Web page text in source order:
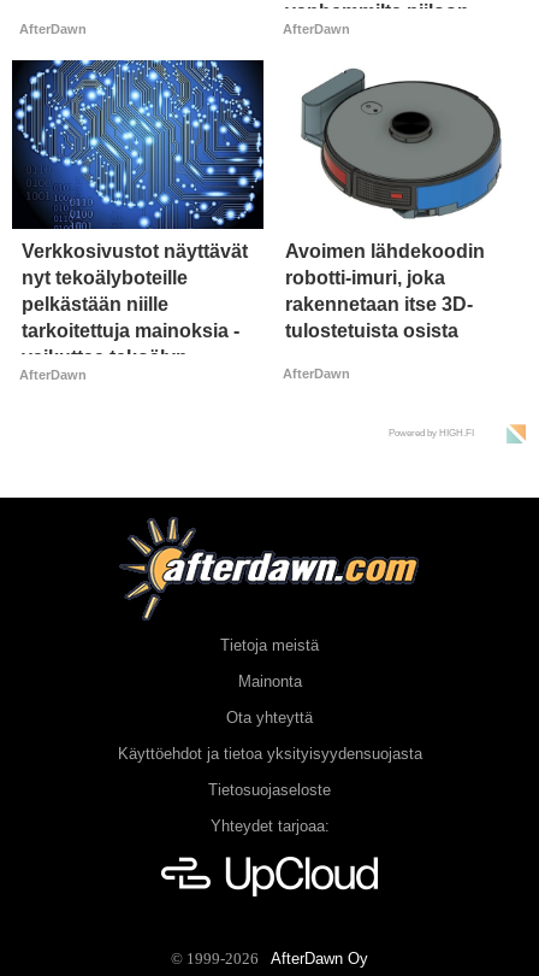
AfterDawn
vanhemmilta piiloon
AfterDawn
Verkkosivustot näyttävät
nyt tekoälyboteille
pelkästään niille
tarkoitettuja mainoksia -
vaikuttaa tekoälyn
mielikuvaan brändistä
AfterDawn
Avoimen lähdekoodin
robotti-imuri, joka
rakennetaan itse 3D-
tulostetuista osista
AfterDawn
Powered by HIGH.FI
Tietoja meistä
Mainonta
Ota yhteyttä
Käyttöehdot ja tietoa yksityisyydensuojasta
Tietosuojaseloste
Yhteydet tarjoaa:
© 1999-2026 AfterDawn Oy